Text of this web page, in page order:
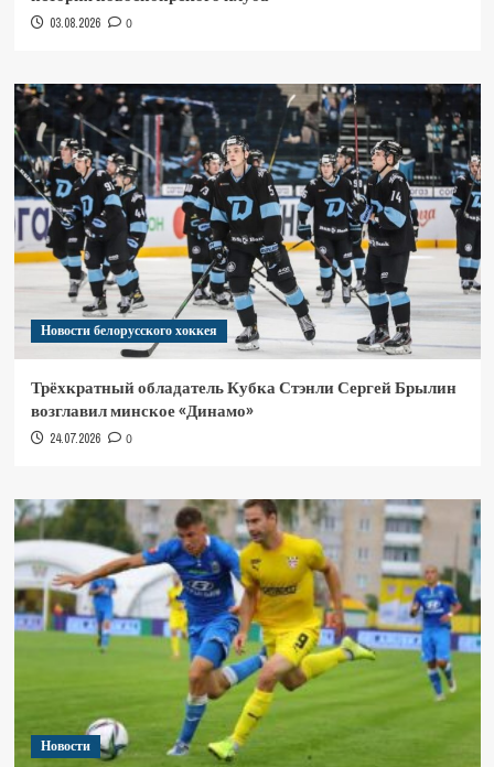
03.08.2026 0
Новости белорусского хоккея
Трёхкратный обладатель Кубка Стэнли Сергей Брылин
возглавил минское «Динамо»
24.07.2026 0
Новости